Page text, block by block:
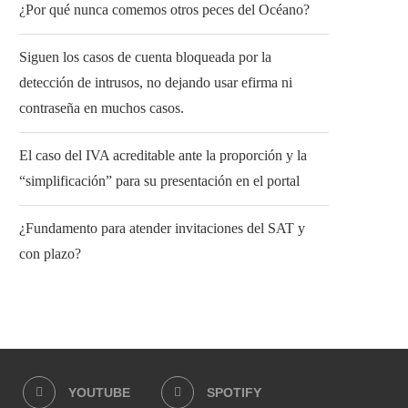
¿Por qué nunca comemos otros peces del Océano?
Siguen los casos de cuenta bloqueada por la
detección de intrusos, no dejando usar efirma ni
contraseña en muchos casos.
El caso del IVA acreditable ante la proporción y la
“simplificación” para su presentación en el portal
¿Fundamento para atender invitaciones del SAT y
con plazo?
YOUTUBE SPOTIFY